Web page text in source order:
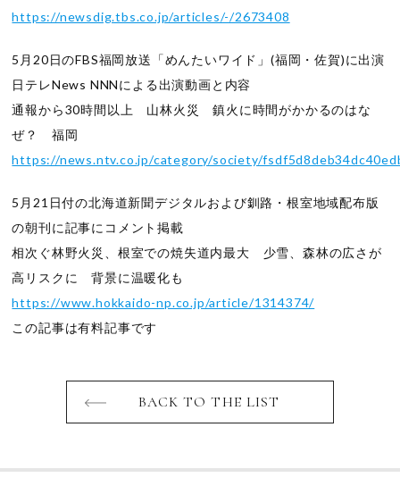
https://newsdig.tbs.co.jp/articles/-/2673408
5月20日のFBS福岡放送「めんたいワイド」(福岡・佐賀)に出演
日テレNews NNNによる出演動画と内容
通報から30時間以上 山林火災 鎮火に時間がかかるのはな
ぜ？ 福岡
https://news.ntv.co.jp/category/society/
5月21日付の北海道新聞デジタルおよび釧路・根室地域配布版
の朝刊に記事にコメント掲載
相次ぐ林野火災、根室での焼失道内最大 少雪、森林の広さが
高リスクに 背景に温暖化も
https://www.hokkaido-np.co.jp/article/1314374/
この記事は有料記事です
BACK TO THE LIST